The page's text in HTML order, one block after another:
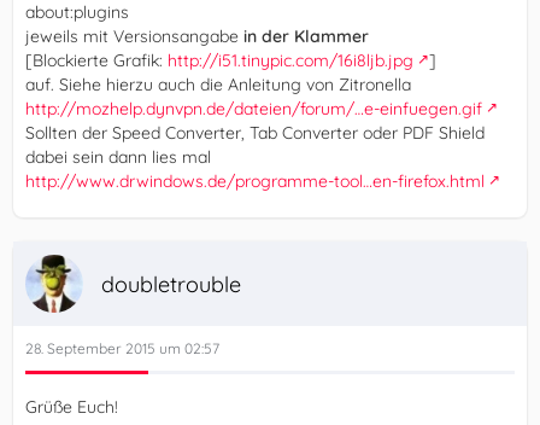
about:plugins
jeweils mit Versionsangabe in der Klammer
[Blockierte Grafik: http://i51.tinypic.com/16i8ljb.jpg
]
auf. Siehe hierzu auch die Anleitung von Zitronella
http://mozhelp.dynvpn.de/dateien/forum/…e-einfuegen.gif
Sollten der Speed Converter, Tab Converter oder PDF Shield
dabei sein dann lies mal
http://www.drwindows.de/programme-tool…en-firefox.html
doubletrouble
28. September 2015 um 02:57
Grüße Euch!